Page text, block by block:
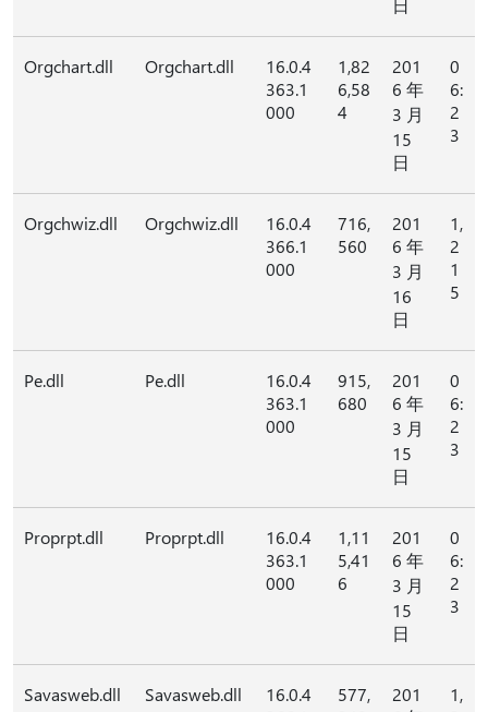
日
Orgchart.dll Orgchart.dll
16.0.4
363.1
000
1,82
6,58
4
201
6 年
3 月
15
日
0
6:
2
3
Orgchwiz.dll Orgchwiz.dll
16.0.4
366.1
000
716,
560
201
6 年
3 月
16
日
1,
2
1
5
Pe.dll Pe.dll
16.0.4
363.1
000
915,
680
201
6 年
3 月
15
日
0
6:
2
3
Proprpt.dll Proprpt.dll
16.0.4
363.1
000
1,11
5,41
6
201
6 年
3 月
15
日
0
6:
2
3
Savasweb.dll Savasweb.dll
16.0.4
577,
201
1,